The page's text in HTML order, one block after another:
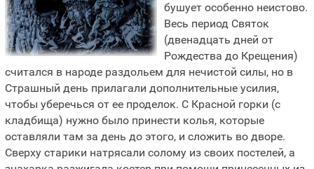
бушует особенно неистово.
Весь период Святок
(двенадцать дней от
Рождества до Крещения)
считался в народе раздольем для нечистой силы, но в
Страшный день прилагали дополнительные усилия,
чтобы уберечься от ее проделок. С Красной горки (с
кладбища) нужно было принести колья, которые
оставляли там за день до этого, и сложить во дворе.
Сверху старики натрясали солому из своих постелей, а